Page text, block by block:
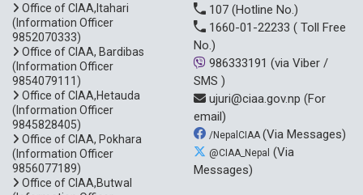
Office of CIAA,Itahari
(Information Officer
9852070333)
Office of CIAA, Bardibas
(Information Officer
9854079111)
Office of CIAA,Hetauda
(Information Officer
9845828405)
Office of CIAA, Pokhara
(Information Officer
9856077189)
Office of CIAA,Butwal
107 (Hotline No.)
1660-01-22233 ( Toll Free
No.)
986333191 (via Viber /
SMS )
ujuri@ciaa.gov.np (For
email)
/NepalCIAA (Via Messages)
@CIAA_Nepal (Via
Messages)